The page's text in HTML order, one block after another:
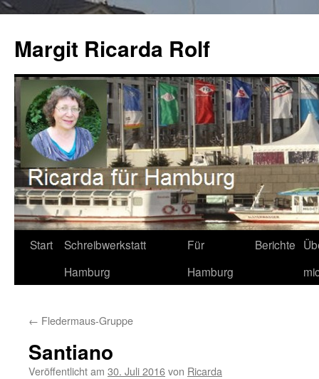
springen
Margit Ricarda Rolf
Start
Schreibwerkstatt
Hamburg
Für
Hamburg
Berichte
← Fledermaus-Gruppe
Santiano
Veröffentlicht am 30. Juli 2016von Ricarda